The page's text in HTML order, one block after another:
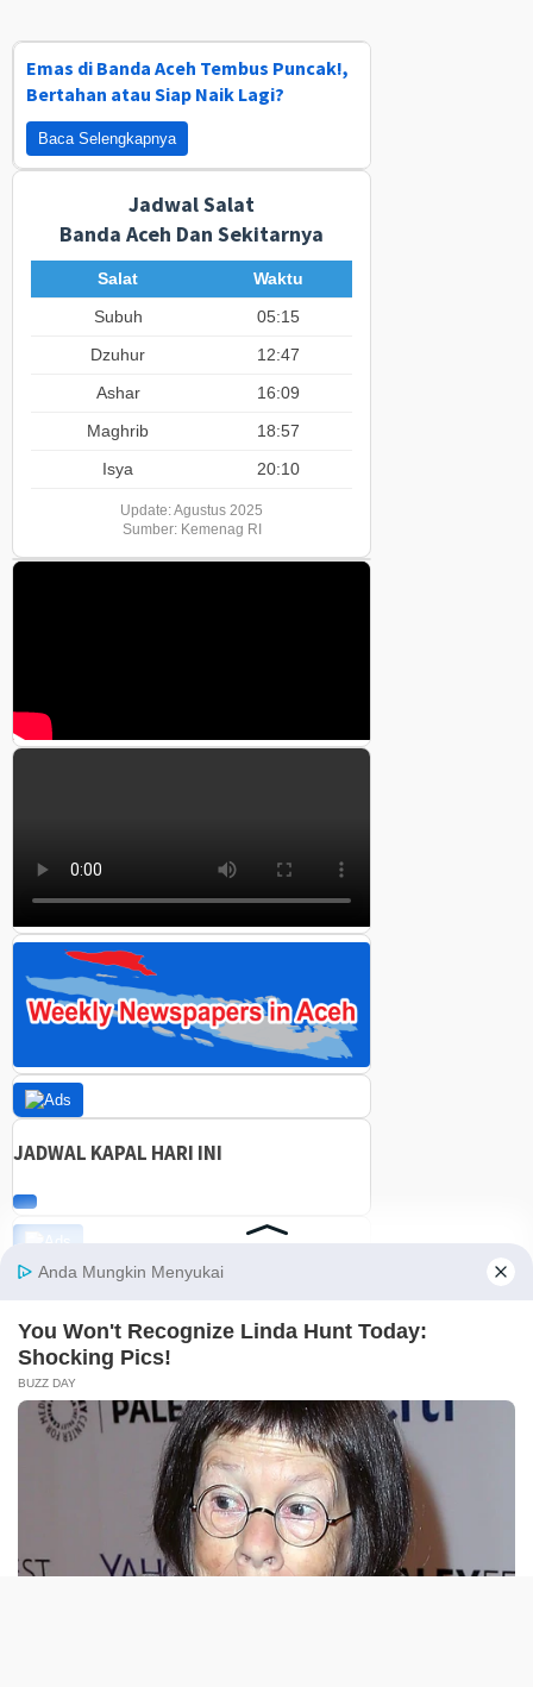
Emas di Banda Aceh Tembus Puncak!,
Bertahan atau Siap Naik Lagi?
Baca Selengkapnya
Jadwal Salat
Banda Aceh Dan Sekitarnya
Salat
Waktu
Subuh
05:15
Dzuhur
12:47
Ashar
16:09
Maghrib
18:57
Isya
20:10
Update: Agustus 2025
Sumber: Kemenag RI
JADWAL KAPAL HARI INI
Redaksi
Kode Etik
Pedoman Media Siber
Disclaimer
Kebijakan Privasi
Facebook
Instagram
Youtube